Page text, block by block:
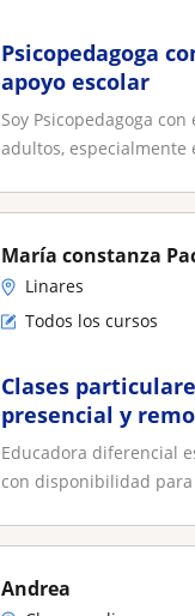
Psicopedagoga
apoyo escolar
Soy Psicopedagoga
adultos, especialmente
María constanza
Linares
Todos los cursos
Clases
presencial y
Educadora diferencial
con disponibilidad
Andrea